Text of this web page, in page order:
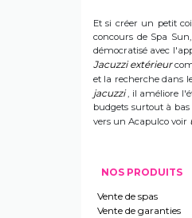
Et si créer un petit
concours de Spa
démocratisé avec
Jacuzzi extérieur
et la recherche dans
jacuzzi, il améliore
budgets surtout à
vers un Acapulco voir
NOS PRODUITS
Vente de spas
Vente de garanties